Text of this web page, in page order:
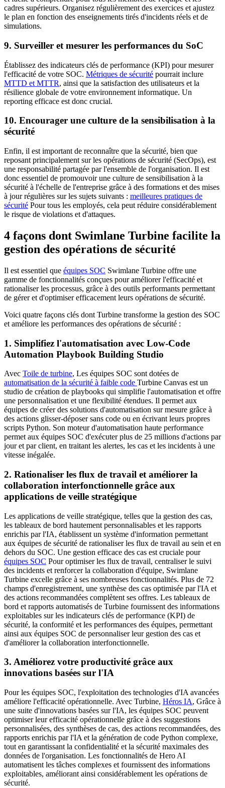
cadres supérieurs. Organisez régulièrement des exercices et ajustez
le plan en fonction des enseignements tirés d'incidents réels et de
simulations.
9. Surveiller et mesurer les performances du SoC
Établissez des indicateurs clés de performance (KPI) pour mesurer
l'efficacité de votre SOC. Métriques de sécurité pourrait inclure
MTTD et MTTR, ainsi que la satisfaction des utilisateurs et la
résilience globale de votre environnement informatique. Un
reporting efficace est donc crucial.
10. Encourager une culture de la sensibilisation à la
sécurité
Enfin, il est important de reconnaître que la sécurité, bien que
reposant principalement sur les opérations de sécurité (SecOps), est
une responsabilité partagée par l'ensemble de l'organisation. Il est
donc essentiel de promouvoir une culture de sensibilisation à la
sécurité à l'échelle de l'entreprise grâce à des formations et des mises
à jour régulières sur les sujets suivants : meilleures pratiques de
sécurité Pour tous les employés, cela peut réduire considérablement
le risque de violations et d'attaques.
4 façons dont Swimlane Turbine facilite la
gestion des opérations de sécurité
Il est essentiel que équipes SOC Swimlane Turbine offre une
gamme de fonctionnalités conçues pour améliorer l'efficacité et
rationaliser les processus, grâce à des outils performants permettant
de gérer et d'optimiser efficacement leurs opérations de sécurité.
Voici quatre façons clés dont Turbine transforme la gestion des SOC
et améliore les performances des opérations de sécurité :
1. Simplifiez l'automatisation avec Low-Code
Automation Playbook Building Studio
Avec Toile de turbine, Les équipes SOC sont dotées de
automatisation de la sécurité à faible code Turbine Canvas est un
studio de création de playbooks qui simplifie l'automatisation et offre
une personnalisation et une flexibilité étendues. Il permet aux
équipes de créer des solutions d'automatisation sur mesure grâce à
des actions glisser-déposer sans code ou en écrivant leurs propres
scripts Python. Son moteur d'automatisation haute performance
permet aux équipes SOC d'exécuter plus de 25 millions d'actions par
jour et par client, en traitant les alertes, les cas et les incidents à une
vitesse inégalée.
2. Rationaliser les flux de travail et améliorer la
collaboration interfonctionnelle grâce aux
applications de veille stratégique
Les applications de veille stratégique, telles que la gestion des cas,
les tableaux de bord hautement personnalisables et les rapports
enrichis par l'IA, établissent un système d'information permettant
aux équipes de sécurité de rationaliser les flux de travail au sein et en
dehors du SOC. Une gestion efficace des cas est cruciale pour
équipes SOC Pour optimiser les flux de travail, centraliser le suivi
des incidents et renforcer la collaboration d'équipe, Swimlane
Turbine excelle grâce à ses nombreuses fonctionnalités. Plus de 72
champs d'enregistrement, une synthèse des cas optimisée par l'IA et
des actions recommandées complètent ses offres. Les tableaux de
bord et rapports automatisés de Turbine fournissent des informations
exploitables sur les indicateurs clés de performance (KPI) de
sécurité, la conformité et les performances des équipes, permettant
ainsi aux équipes SOC de personnaliser leur gestion des cas et
d'améliorer la collaboration interfonctionnelle.
3. Améliorez votre productivité grâce aux
innovations basées sur l'IA
Pour les équipes SOC, l'exploitation des technologies d'IA avancées
améliore l'efficacité opérationnelle. Avec Turbine, Héros IA, Grâce à
une suite d'innovations basées sur l'IA, les équipes SOC peuvent
optimiser leur efficacité opérationnelle grâce à des suggestions
personnalisées, des synthèses de cas, des actions recommandées, des
rapports enrichis par l'IA et la génération de code Python complexe,
tout en garantissant la confidentialité et la sécurité maximales des
données de l'organisation. Les fonctionnalités de Hero AI
automatisent les tâches complexes et fournissent des informations
exploitables, améliorant ainsi considérablement les opérations de
sécurité.